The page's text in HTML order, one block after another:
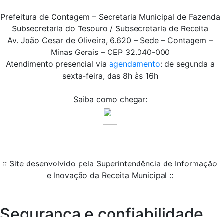
Prefeitura de Contagem – Secretaria Municipal de Fazenda
Subsecretaria do Tesouro / Subsecretaria de Receita
Av. João Cesar de Oliveira, 6.620 – Sede – Contagem –
Minas Gerais – CEP 32.040-000
Atendimento presencial via agendamento: de segunda a
sexta-feira, das 8h às 16h
Saiba como chegar:
:: Site desenvolvido pela Superintendência de Informação
e Inovação da Receita Municipal ::